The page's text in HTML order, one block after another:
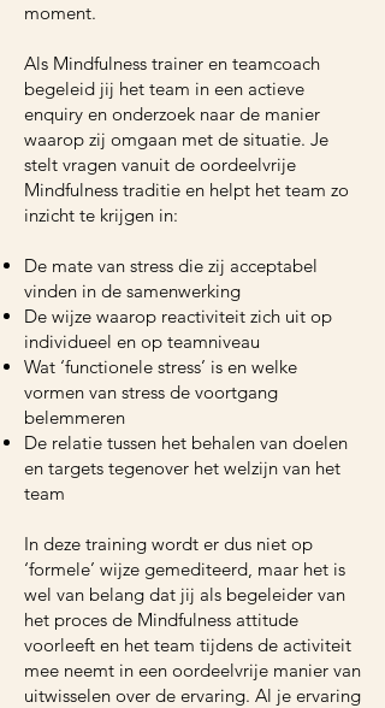
moment.
Als Mindfulness trainer en teamcoach
begeleid jij het team in een actieve
enquiry en onderzoek naar de manier
waarop zij omgaan met de situatie. Je
stelt vragen vanuit de oordeelvrije
Mindfulness traditie en helpt het team zo
inzicht te krijgen in:
De mate van stress die zij acceptabel
vinden in de samenwerking
De wijze waarop reactiviteit zich uit op
individueel en op teamniveau
Wat ‘functionele stress’ is en welke
vormen van stress de voortgang
belemmeren
De relatie tussen het behalen van doelen
en targets tegenover het welzijn van het
team
In deze training wordt er dus niet op
‘formele’ wijze gemediteerd, maar het is
wel van belang dat jij als begeleider van
het proces de Mindfulness attitude
voorleeft en het team tijdens de activiteit
mee neemt in een oordeelvrije manier van
uitwisselen over de ervaring. Al je ervaring